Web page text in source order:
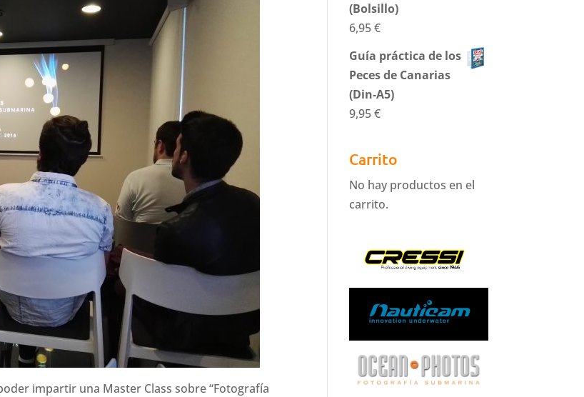
impartir una Master Class sobre “Fotografía
(Bolsillo)
6,95€
Guía práctica de los
Peces de Canarias
(Din-A5)
9,95€
Carrito
No hay productos en el
carrito.